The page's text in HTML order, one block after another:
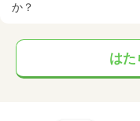
か？
はた